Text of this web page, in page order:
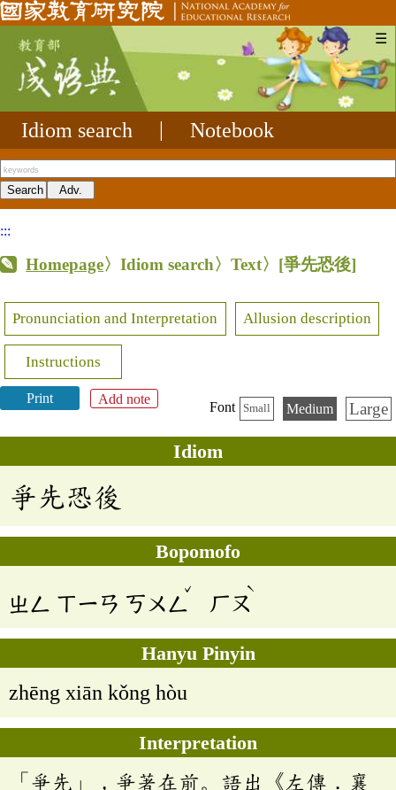
☰
Idiom search Notebook
:::
Homepage〉Idiom search〉Text〉 [爭先恐後]
Pronunciation and Interpretation Allusion description
Instructions
Print Add note
Font Small Medium Large
Idiom
爭先恐後
Bopomofo
ㄓㄥ ㄒㄧㄢ ㄎㄨㄥ
ˇ
ㄏㄡ
ˋ
Hanyu Pinyin
zhēng xiān kǒng hòu
Interpretation
「爭先」，爭著在前。語出《左傳．襄